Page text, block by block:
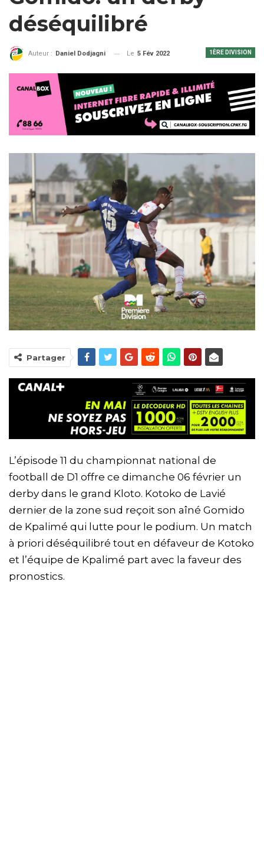
déséquilibré
1ÈRE DIVISION
Auteur : Daniel Dodjagni Le 5 Fév 2022
Partager
L’épisode 11 du championnat national de
football de D1 offre ce dimanche 06 février un
derby dans le grand Kloto. Kotoko de Lavié
dernier de la zone sud reçoit son aîné Gomido
de Kpalimé qui lutte pour le podium. Un match
à priori déséquilibré tout en défaveur de Kotoko
et l’équipe de Kpalimé part avec la faveur des
pronostics.